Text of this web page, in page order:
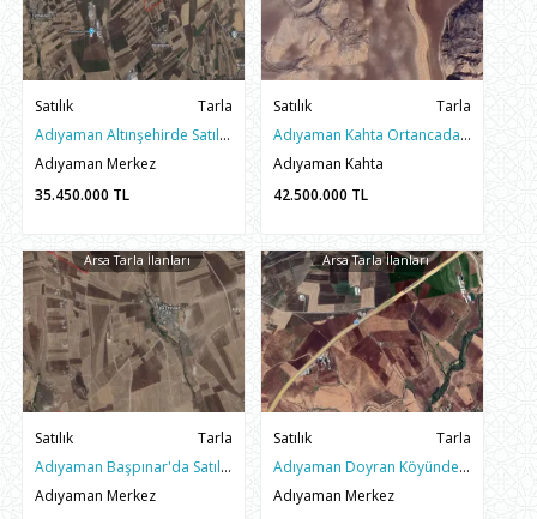
Satılık
Tarla
Adıyaman Altınşehirde Satılık 10 dönüm Yatırımlık Tarla
Adıyaman Merkez
35.450.000 TL
Satılık
Tarla
Adıyaman Kahta Ortancada Satılık 56 Dönüm Tarla
Adıyaman Kahta
42.500.000 TL
Arsa Tarla İlanları
Satılık
Tarla
Adıyaman Başpınar'da Satılık 5 Dönüm Mükemmel Tarla
Adıyaman Merkez
Arsa Tarla İlanları
Satılık
Tarla
Adıyaman Doyran Köyünde Satılık 32 Dönüm Yatırımlık Tarla
Adıyaman Merkez